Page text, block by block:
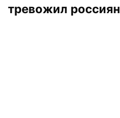
тревожил россиян